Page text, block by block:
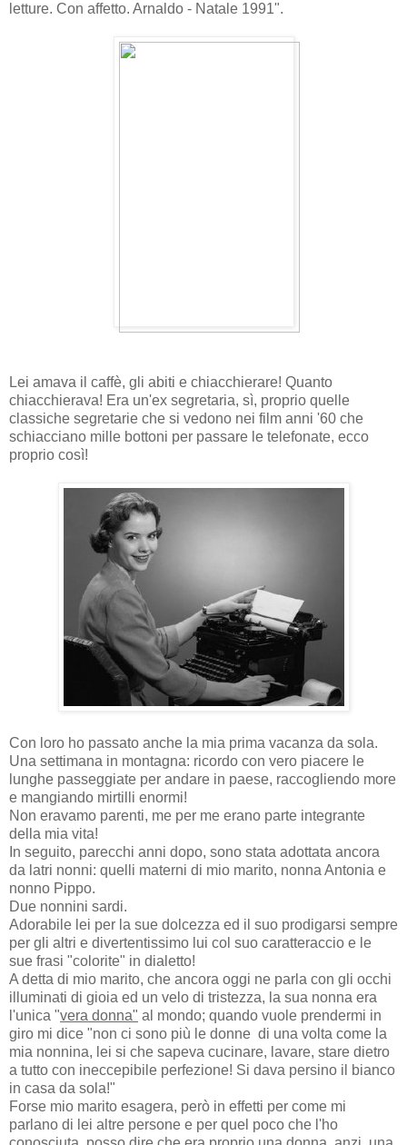
letture. Con affetto. Arnaldo - Natale 1991".
Lei amava il caffè, gli abiti e chiacchierare! Quanto
chiacchierava! Era un'ex segretaria, sì, proprio quelle
classiche segretarie che si vedono nei film anni '60 che
schiacciano mille bottoni per passare le telefonate, ecco
proprio così!
Con loro ho passato anche la mia prima vacanza da sola.
Una settimana in montagna: ricordo con vero piacere le
lunghe passeggiate per andare in paese, raccogliendo more
e mangiando mirtilli enormi!
Non eravamo parenti, me per me erano parte integrante
della mia vita!
In seguito, parecchi anni dopo, sono stata adottata ancora
da latri nonni: quelli materni di mio marito, nonna Antonia e
nonno Pippo.
Due nonnini sardi.
Adorabile lei per la sue dolcezza ed il suo prodigarsi sempre
per gli altri e divertentissimo lui col suo caratteraccio e le
sue frasi "colorite" in dialetto!
A detta di mio marito, che ancora oggi ne parla con gli occhi
illuminati di gioia ed un velo di tristezza, la sua nonna era
l'unica "vera donna" al mondo; quando vuole prendermi in
giro mi dice "non ci sono più le donne di una volta come la
mia nonnina, lei si che sapeva cucinare, lavare, stare dietro
a tutto con ineccepibile perfezione! Si dava persino il bianco
in casa da sola!"
Forse mio marito esagera, però in effetti per come mi
parlano di lei altre persone e per quel poco che l'ho